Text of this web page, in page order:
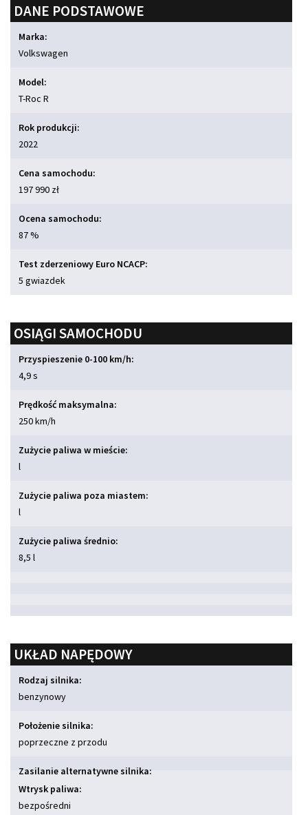
DANE PODSTAWOWE
Marka:
Volkswagen
Model:
T-Roc R
Rok produkcji:
2022
Cena samochodu:
197 990 zł
Ocena samochodu:
87 %
Test zderzeniowy Euro NCACP:
5 gwiazdek
OSIĄGI SAMOCHODU
Przyspieszenie 0-100 km/h:
4,9 s
Prędkość maksymalna:
250 km/h
Zużycie paliwa w mieście:
l
Zużycie paliwa poza miastem:
l
Zużycie paliwa średnio:
8,5 l
UKŁAD NAPĘDOWY
Rodzaj silnika:
benzynowy
Położenie silnika:
poprzeczne z przodu
Zasilanie alternatywne silnika:
Wtrysk paliwa:
bezpośredni